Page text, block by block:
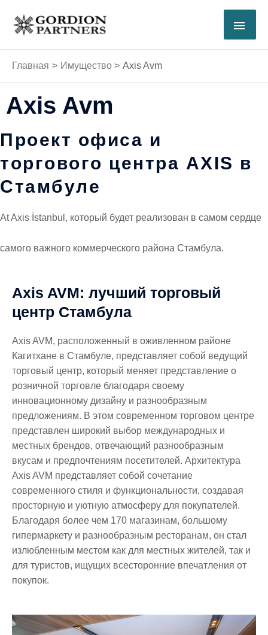
содержимому
Главная Имущество Axis Avm
Axis Avm
Проект офиса и
торгового центра AXIS в
Стамбуле
At Axis İstanbul, который будет реализован в самом сердце
самого важного коммерческого района Стамбула.
Axis AVM: лучший торговый
центр Стамбула
Axis AVM, расположенный в оживленном районе
Кагитхане в Стамбуле, представляет собой ведущий
торговый центр, который меняет представление о
розничной торговле благодаря своему
инновационному дизайну и разнообразным
предложениям. В этом современном торговом центре
представлен широкий выбор международных и
местных брендов, отвечающий разнообразным
вкусам и предпочтениям посетителей. Архитектура
Axis AVM представляет собой сочетание
современного стиля и функциональности, создавая
просторную и уютную атмосферу для покупателей.
Благодаря более чем 170 магазинам, большому
гипермаркету и разнообразным ресторанам, он стал
излюбленным местом как для местных жителей, так и
для туристов, ищущих всесторонние впечатления от
покупок.